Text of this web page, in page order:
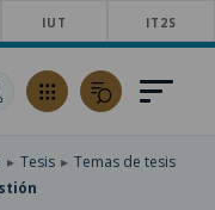
IUT IT2S
Tesis
Temas de tesis